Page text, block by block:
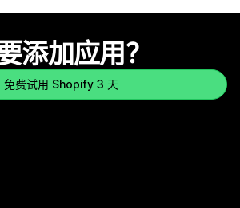
添加应用？
免费试用 Shopify 3 天